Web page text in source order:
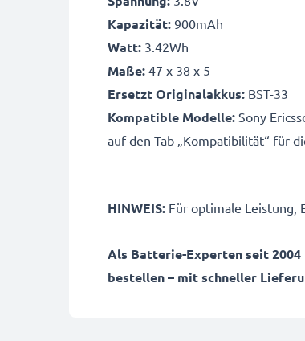
Kapazität: 900mAh
Watt: 3.42Wh
Maße: 47 x 38 x 5
Ersetzt Originalakkus: BST-33
Kompatible Modelle: Sony
auf den Tab „Kompatibilität“ für
HINWEIS: Für optimale Leistung,
Als Batterie-Experten seit
bestellen – mit schneller